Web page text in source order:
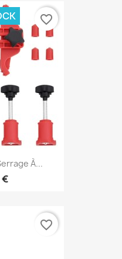
À...
€
favorite_border
favorite_border